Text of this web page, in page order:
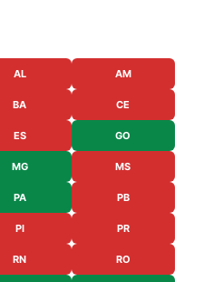
AL AM
BA CE
ES GO
MG MS
PA PB
PI PR
RN RO